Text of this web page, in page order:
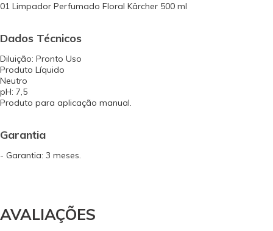
01 Limpador Perfumado Floral Kärcher 500 ml
Dados Técnicos
Diluição: Pronto Uso
Produto Líquido
Neutro
pH: 7,5
Produto para aplicação manual.
Garantia
- Garantia: 3 meses.
AVALIAÇÕES